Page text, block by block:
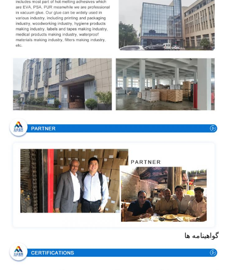
گواهینامه ها